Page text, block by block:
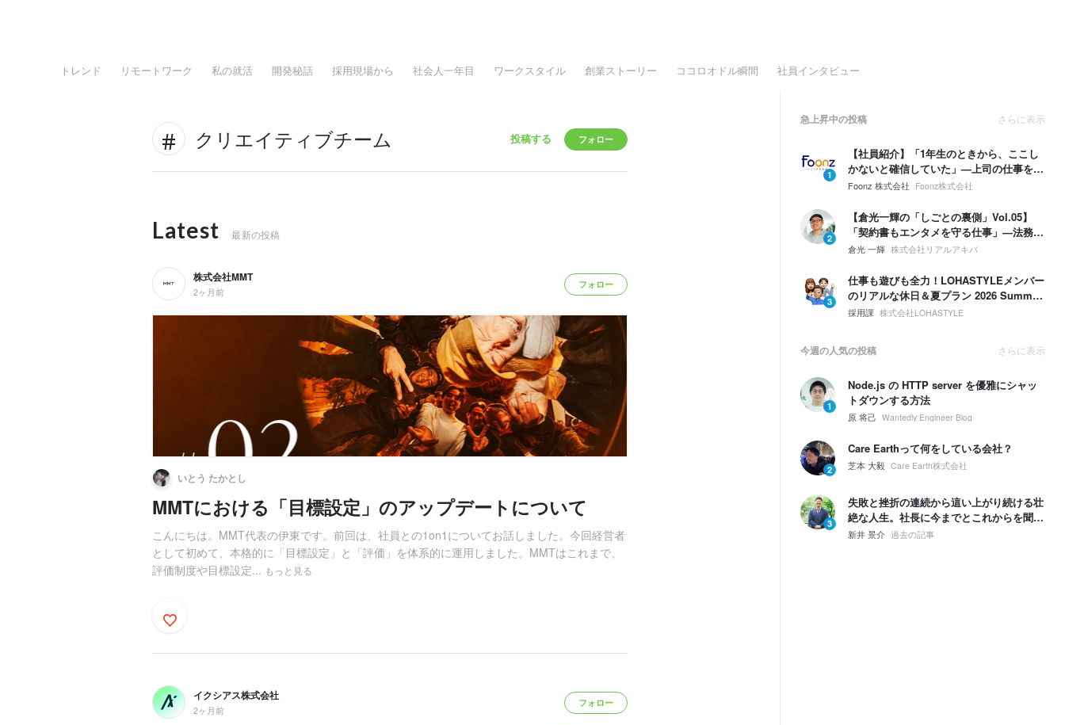
トレンド リモートワーク 私の就活 開発秘話 採用現場から 社会人一年目 ワークスタイル 創業ストーリー ココロオドル瞬間 社員インタビュー
クリエイティブチーム 投稿する フォロー
Latest 最新の投稿
株式会社MMT
2ヶ月前
フォロー
いとう たかとし
MMTにおける「目標設定」のアップデートについて
こんにちは。MMT代表の伊東です。前回は、社員との1on1についてお話しました。今回経営者
として初めて、本格的に「目標設定」と「評価」を体系的に運用しました。MMTはこれまで、
評価制度や目標設定... もっと見る
イクシアス株式会社
2ヶ月前
フォロー
急上昇中の投稿 さらに表示
1
【社員紹介】「1年生のときから、ここし
かないと確信していた」—上司の仕事を奪
う勢いで、自分の領域を広げていく。
Foonz 株式会社 Foonz株式会社
2
【倉光一輝の「しごとの裏側」Vol.05】
「契約書もエンタメを守る仕事」—法務は
ブレーキじゃない。挑戦するための保険。
倉光 一輝 株式会社リアルアキバ
3
仕事も遊びも全力！LOHASTYLEメンバー
のリアルな休日＆夏プラン 2026 Summer
🌴☀️
採用課 株式会社LOHASTYLE
今週の人気の投稿 さらに表示
1
Node.js の HTTP server を優雅にシャッ
トダウンする方法
原 将己 Wantedly Engineer Blog
2
Care Earthって何をしている会社？
芝本 大毅 Care Earth株式会社
3
失敗と挫折の連続から這い上がり続ける壮
絶な人生。社長に今までとこれからを聞い
てみた。
新井 景介 過去の記事